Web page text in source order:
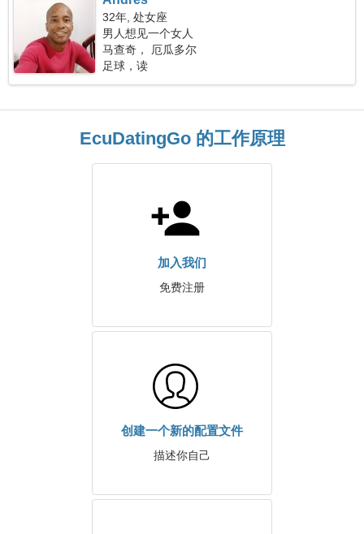
32年, 处女座
男人想见一个女人
马查奇， 厄瓜多尔
足球，读
EcuDatingGo 的工作原理
加入我们
免费注册
创建一个新的配置文件
描述你自己